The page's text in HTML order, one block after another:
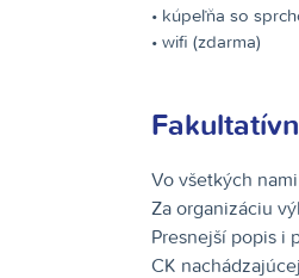
• kúpeľňa so
• wifi (zdarma)
Vo všetkých
Za organizáciu
Presnejší popis i
CK